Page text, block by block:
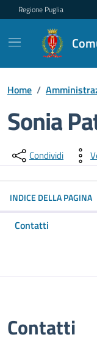
Regione Puglia
Home /
Sonia
Dettagli
Condividi
INDICE DELLA PAGINA
Contatti
Contatti